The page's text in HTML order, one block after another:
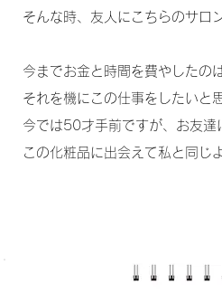
そんな時、友人にこちらのサロ
今までお金と時間を費やしたの
それを機にこの仕事をしたいと
今では50才手前ですが、お友達
この化粧品に出会えて私と同じ